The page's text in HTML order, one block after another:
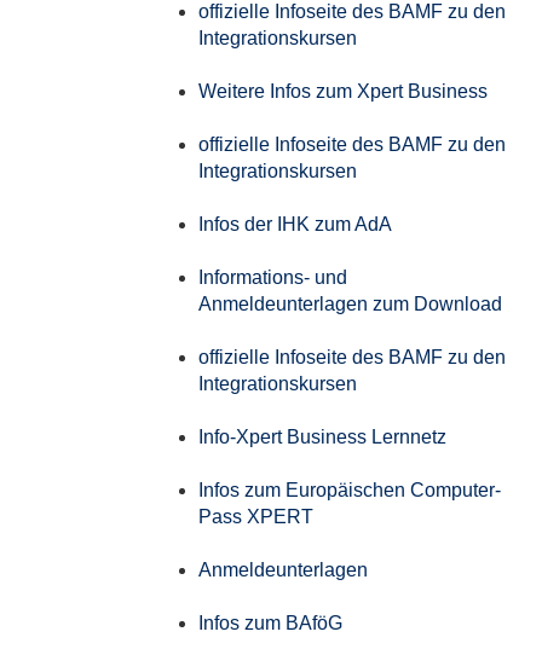
offizielle Infoseite des BAMF zu den
Integrationskursen
Weitere Infos zum Xpert Business
offizielle Infoseite des BAMF zu den
Integrationskursen
Infos der IHK zum AdA
Informations- und
Anmeldeunterlagen zum Download
offizielle Infoseite des BAMF zu den
Integrationskursen
Info-Xpert Business Lernnetz
Infos zum Europäischen Computer-
Pass XPERT
Anmeldeunterlagen
Infos zum BAföG